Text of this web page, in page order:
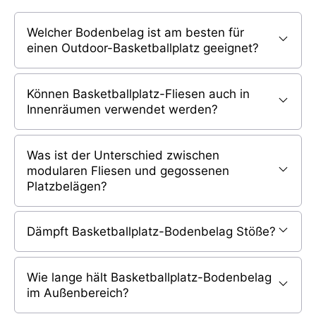
Welcher Bodenbelag ist am besten für
einen Outdoor-Basketballplatz geeignet?
Können Basketballplatz-Fliesen auch in
Innenräumen verwendet werden?
Was ist der Unterschied zwischen
modularen Fliesen und gegossenen
Platzbelägen?
Dämpft Basketballplatz-Bodenbelag Stöße?
Wie lange hält Basketballplatz-Bodenbelag
im Außenbereich?